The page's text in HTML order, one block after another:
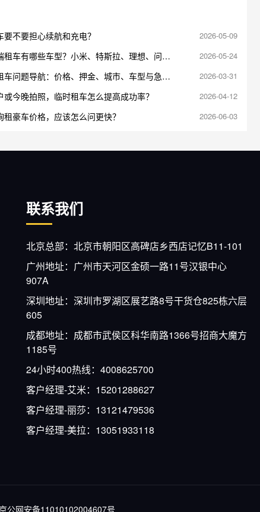
要不要担心续航和充电？ 2026-05-09
租车有哪些车型？小米、特斯拉、理想、问界
2026-05-24
车问题导航：价格、押金、城市、车型与急单
2026-03-31
或今晚拍照，临时租车怎么提高成功率？ 2026-04-12
租豪车价格，应该怎么问更快？ 2026-06-03
联系我们
北京总部：北京市朝阳区高碑店乡西店记忆B11-101
广州地址：广州市天河区金硕一路11号汉银中心
907A
深圳地址：深圳市罗湖区展艺路8号干货仓825栋六层
605
成都地址：成都市武侯区科华南路1366号招商大魔方
1185号
24小时400热线：4008625700
客户经理-艾米：15201288627
客户经理-丽莎：13121479536
客户经理-美拉：13051933118
京公网安备11010102004607号